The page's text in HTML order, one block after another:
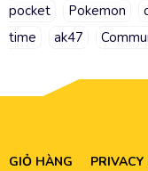
pocket
Pokemon
time
ak47
GIỎ HÀNG